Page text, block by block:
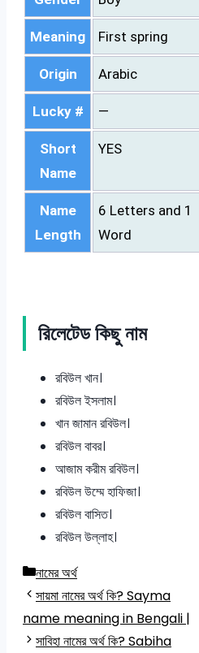
Meaning First spring
Origin Arabic
Lucky # —
Short
Name
YES
Name
Length
6 Letters and 1
Word
রিলেটেড কিছু নাম
রবিউল খান।
রবিউল ইসলাম।
খান জামান রবিউল।
রবিউল বাবর।
আজাম করীম রবিউল।
রবিউল উম্মে হাফিজা।
রবিউল বাসিত।
রবিউল উল্লাহ।
Categories
নামের অর্থ
সায়মা নামের অর্থ কি? Sayma
name meaning in Bengali |
সাবিহা নামের অর্থ কি? Sabiha